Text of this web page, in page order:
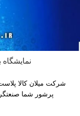
نمایشگاه
شرکت میلان کالا
پرشور شما